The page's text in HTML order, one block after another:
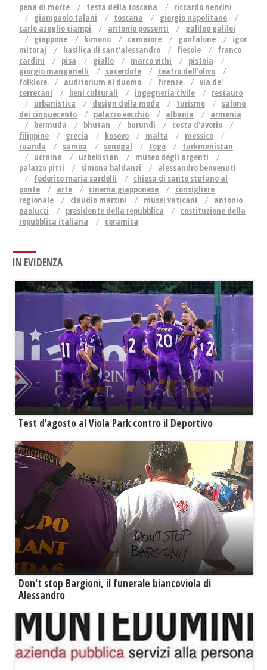
pena di morte festa della toscana
riccardo nencini
giampaolo talani
toscana
giorgio napolitano
carlo azeglio ciampi
antonio possenti
galileo galilei
giappone
kimono camaiore gonfalone
igor
mitoraj
basilica di sant'alessandro fiesole
franco
cardini
pisa giallo marco vichi
pistoia
giorgio manganelli
sacerdote
teatro dell'olivo
folklore
auditorium al duomo firenze
via de'
cerretani
beni culturali ingegneria civile
restauro
urbanistica
design della moda turismo
salone
dei cinquecento
palazzo vecchio albania
armenia
bermuda
bhutan burundi
costa d'avorio
filippine
grecia kosovo malta
messico
ruanda
samoa senegal togo
turkmenistan
ucraina
uzbekistan
museo degli argenti
palazzo pitti
simona baldanzi
alessandro benvenuti
federico maria sardelli
chiesa di santo stefano al
ponte
arte cinema giapponese
consigliere
regionale
claudio martini musei vaticani
antonio
paolucci
presidente della repubblica
costituzione della
repubblica italiana
ceramica
IN EVIDENZA
Test d’agosto al Viola Park contro il Deportivo
Don't stop Bargioni, il funerale biancoviola di
Alessandro